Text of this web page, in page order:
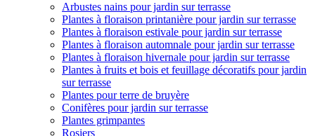
Arbustes nains pour jardin sur terrasse
Plantes à floraison printanière pour jardin sur terrasse
Plantes à floraison estivale pour jardin sur terrasse
Plantes à floraison automnale pour jardin sur terrasse
Plantes à floraison hivernale pour jardin sur terrasse
Plantes à fruits et bois et feuillage décoratifs pour jardin
sur terrasse
Plantes pour terre de bruyère
Conifères pour jardin sur terrasse
Plantes grimpantes
Rosiers